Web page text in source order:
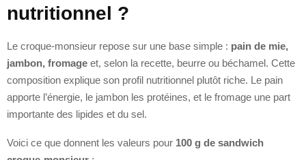
nutritionnel ?
Le croque-monsieur repose sur une base simple : pain de mie,
jambon, fromage et, selon la recette, beurre ou béchamel. Cette
composition explique son profil nutritionnel plutôt riche. Le pain
apporte l’énergie, le jambon les protéines, et le fromage une part
importante des lipides et du sel.
Voici ce que donnent les valeurs pour 100 g de sandwich